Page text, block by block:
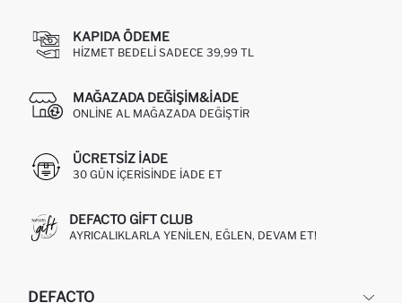
KAPIDA ÖDEME
HIZMET BEDELI SADECE 39,99 TL
MAĞAZADA DEĞIŞIM&İADE
ONLINE AL MAĞAZADA DEĞIŞTIR
ÜCRETSIZ IADE
30 GÜN IÇERISINDE IADE ET
DEFACTO GIFT CLUB
AYRICALIKLARLA YENILEN, EĞLEN, DEVAM ET!
DEFACTO